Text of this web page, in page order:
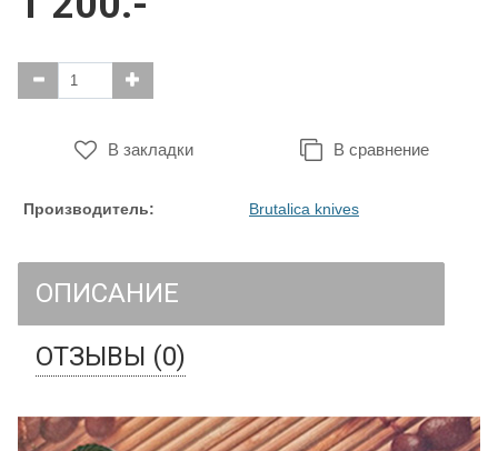
В закладки В сравнение
Производитель: Brutalica knives
ОПИСАНИЕ
ОТЗЫВЫ (0)